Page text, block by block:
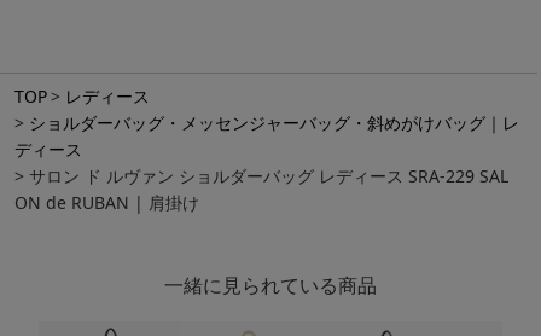
TOP
レディース
ショルダーバッグ・メッセンジャーバッグ・斜めがけバッグ｜レ
ディース
サロン ド ルヴァン ショルダーバッグ レディース SRA-229 SAL
ON de RUBAN | 肩掛け
一緒に見られている商品